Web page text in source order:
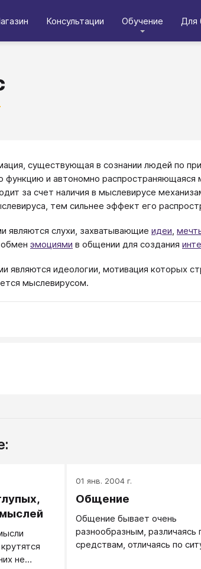
Консультации Обучение Для
существующая в сознании людей по
функцию и автономно
за счет наличия в мыслевирусе
тем сильнее эффект его
являются слухи, захватывающие идеи
эмоциями в общении для создания
идеологии, мотивация которых
мыслевирусом.
не
01 янв. 2004 г.
Общение
Общение бывает очень
разнообразным, различаясь
средствам, отличаясь по